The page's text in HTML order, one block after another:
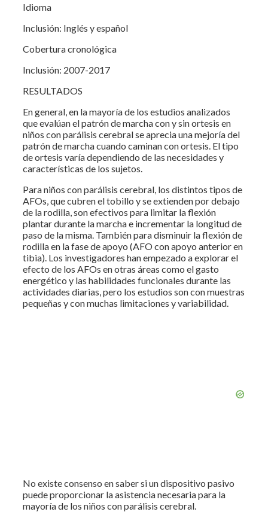
Idioma
Inclusión: Inglés y español
Cobertura cronológica
Inclusión: 2007-2017
RESULTADOS
En general, en la mayoría de los estudios analizados
que evalúan el patrón de marcha con y sin ortesis en
niños con parálisis cerebral se aprecia una mejoría del
patrón de marcha cuando caminan con ortesis. El tipo
de ortesis varía dependiendo de las necesidades y
características de los sujetos.
Para niños con parálisis cerebral, los distintos tipos de
AFOs, que cubren el tobillo y se extienden por debajo
de la rodilla, son efectivos para limitar la flexión
plantar durante la marcha e incrementar la longitud de
paso de la misma. También para disminuir la flexión de
rodilla en la fase de apoyo (AFO con apoyo anterior en
tibia). Los investigadores han empezado a explorar el
efecto de los AFOs en otras áreas como el gasto
energético y las habilidades funcionales durante las
actividades diarias, pero los estudios son con muestras
pequeñas y con muchas limitaciones y variabilidad.
No existe consenso en saber si un dispositivo pasivo
puede proporcionar la asistencia necesaria para la
mayoría de los niños con parálisis cerebral.